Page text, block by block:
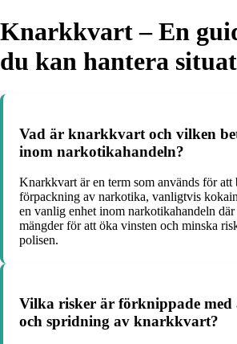
Knarkkvart – En
du kan hantera
Vad är knarkkvart och vilken
inom narkotikahandeln?
Knarkkvart är en term som används för att
förpackning av narkotika, vanligtvis
en vanlig enhet inom narkotikahandeln
mängder för att öka vinsten och minska
polisen.
Vilka risker är förknippade med
och spridning av knarkkvart?